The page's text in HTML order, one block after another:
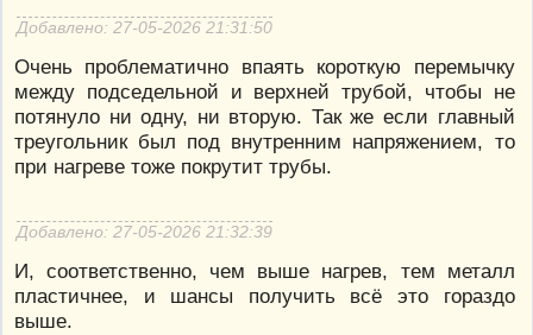
Добавлено: 27-05-2026 21:31:50
Очень проблематично впаять короткую перемычку
между подседельной и верхней трубой, чтобы не
потянуло ни одну, ни вторую. Так же если главный
треугольник был под внутренним напряжением, то
при нагреве тоже покрутит трубы.
Добавлено: 27-05-2026 21:32:39
И, соответственно, чем выше нагрев, тем металл
пластичнее, и шансы получить всё это гораздо
выше.